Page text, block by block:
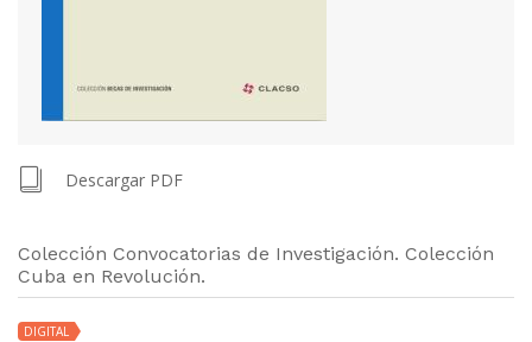
Descargar PDF
Colección Convocatorias de Investigación. Colección
Cuba en Revolución.
DIGITAL